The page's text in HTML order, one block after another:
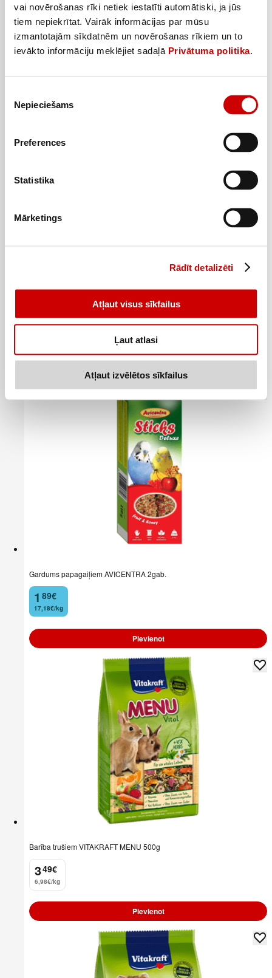
vai novērošanas rīki netiek iestatīti automātiski, ja jūs
tiem nepiekrītat. Vairāk informācijas par mūsu
izmantotajām sīkdatnēm un novērošanas rīkiem un to
ievākto informāciju meklējiet sadaļā Privātuma politika.
izvēle
Nepieciešams
Preferences
Statistika
Mārketings
Rādīt detalizēti
Atļaut visus sīkfailus
Ļaut atlasi
Atļaut izvēlētos sīkfailus
Gardums maziem papagaiļiem VITAKRAFT
2
. 49€
Barība maziem papagaiļiem VITAKRAFT 500g
3
. 99€
Gardums papagaiļiem AVICENTRA 2gab.
1
. 89€
17,18€/kg
Pievienot
Barība trušiem VITAKRAFT MENU 500g
3
. 49€
6,98€/kg
Pievienot